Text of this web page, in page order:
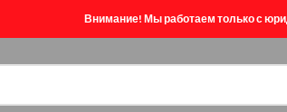
Внимание! Мы работаем только с